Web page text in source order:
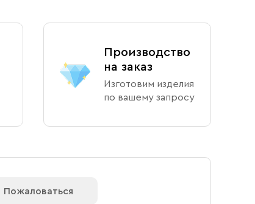
Производство
на заказ
Изготовим изделия
по вашему запросу
Пожаловаться